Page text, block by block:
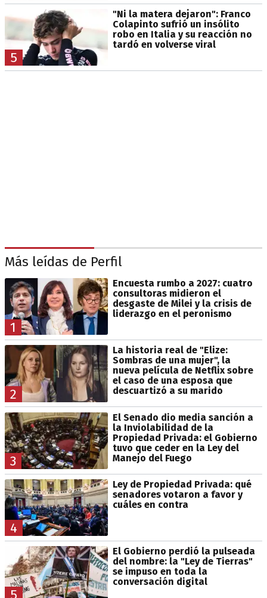
5
"Ni la matera dejaron": Franco
Colapinto sufrió un insólito
robo en Italia y su reacción no
tardó en volverse viral
Más leídas de Perfil
1
Encuesta rumbo a 2027: cuatro
consultoras midieron el
desgaste de Milei y la crisis de
liderazgo en el peronismo
2
La historia real de "Elize:
Sombras de una mujer", la
nueva película de Netflix sobre
el caso de una esposa que
descuartizó a su marido
3
El Senado dio media sanción a
la Inviolabilidad de la
Propiedad Privada: el Gobierno
tuvo que ceder en la Ley del
Manejo del Fuego
4
Ley de Propiedad Privada: qué
senadores votaron a favor y
cuáles en contra
5
El Gobierno perdió la pulseada
del nombre: la "Ley de Tierras"
se impuso en toda la
conversación digital